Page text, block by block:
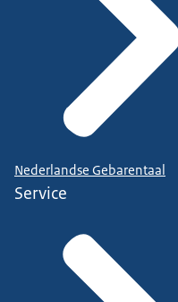
Nederlandse Gebarentaal
Service